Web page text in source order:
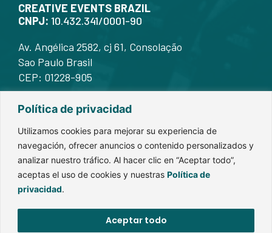
Política de privacidad
Utilizamos cookies para mejorar su experiencia de
navegación, ofrecer anuncios o contenido personalizados y
analizar nuestro tráfico. Al hacer clic en “Aceptar todo”,
aceptas el uso de cookies y nuestras Política de
privacidad.
Aceptar todo
CREATIVE EVENTS BRAZIL
CNPJ: 10.432.341/0001-90
Av. Angélica 2582, cj 61, Consolação
Sao Paulo Brasil
CEP: 01228-905